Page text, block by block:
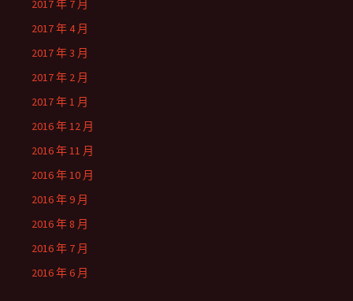
2017 年 7 月
2017 年 4 月
2017 年 3 月
2017 年 2 月
2017 年 1 月
2016 年 12 月
2016 年 11 月
2016 年 10 月
2016 年 9 月
2016 年 8 月
2016 年 7 月
2016 年 6 月